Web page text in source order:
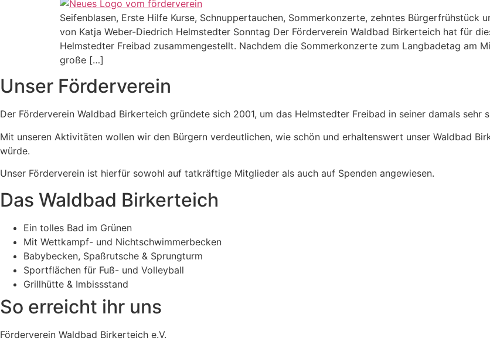
Seifenblasen, Erste Hilfe Kurse, Schnuppertauchen, Sommerkonzerte, zehntes
von Katja Weber-Diedrich Helmstedter Sonntag Der Förderverein Waldbad Birkerteich hat für
Helmstedter Freibad zusammengestellt. Nachdem die Sommerkonzerte zum Langbadetag am
große […]
Unser Förderverein
Der Förderverein Waldbad Birkerteich gründete sich 2001, um das Helmstedter Freibad in seiner damals sehr
Mit unseren Aktivitäten wollen wir den Bürgern verdeutlichen, wie schön und erhaltenswert unser Waldbad
würde.
Unser Förderverein ist hierfür sowohl auf tatkräftige Mitglieder als auch auf Spenden angewiesen.
Das Waldbad Birkerteich
Ein tolles Bad im Grünen
Mit Wettkampf- und Nichtschwimmerbecken
Babybecken, Spaßrutsche & Sprungturm
Sportflächen für Fuß- und Volleyball
Grillhütte & Imbissstand
So erreicht ihr uns
Förderverein Waldbad Birkerteich e.V.